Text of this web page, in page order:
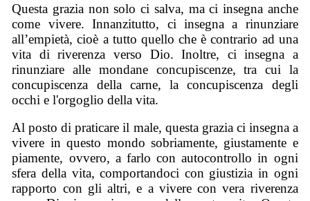
Questa grazia non solo ci salva, ma ci insegna anche
come vivere. Innanzitutto, ci insegna a rinunziare
all’empietà, cioè a tutto quello che è contrario ad una
vita di riverenza verso Dio. Inoltre, ci insegna a
rinunziare alle mondane concupiscenze, tra cui la
concupiscenza della carne, la concupiscenza degli
occhi e l'orgoglio della vita.
Al posto di praticare il male, questa grazia ci insegna a
vivere in questo mondo sobriamente, giustamente e
piamente, ovvero, a farlo con autocontrollo in ogni
sfera della vita, comportandoci con giustizia in ogni
rapporto con gli altri, e a vivere con vera riverenza